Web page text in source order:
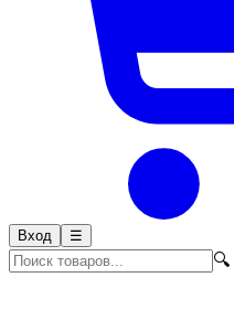
Вход ☰
🔍